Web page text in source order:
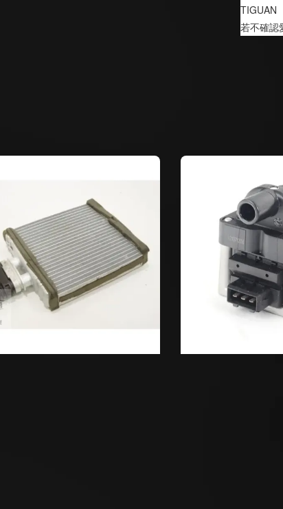
TIGUAN
若不確認